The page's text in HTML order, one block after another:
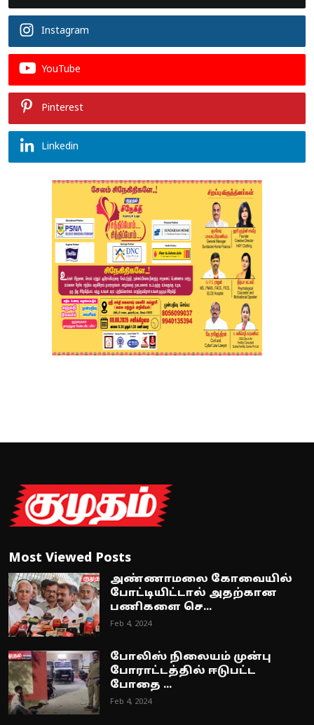
Instagram
YouTube
Pinterest
Linkedin
Most Viewed Posts
அண்ணாமலை கோவையில்
போட்டியிட்டால் அதற்கான
பணிகளை செ...
Feb 4, 2024
போலிஸ் நிலையம் முன்பு
போராட்டத்தில் ஈடுபட்ட
போதை ...
Feb 4, 2024